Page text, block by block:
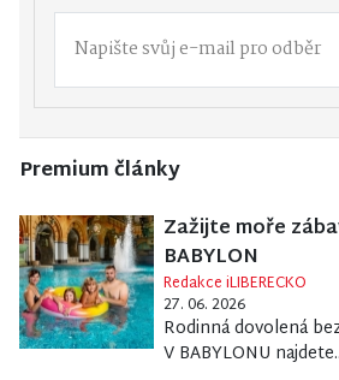
Premium články
Zažijte moře
BABYLON
Redakce iLIBERECKO
27. 06. 2026
Rodinná dovolená
V BABYLONU